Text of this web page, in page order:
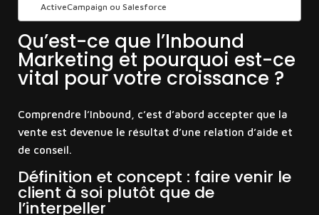
ActiveCampaign ou Salesforce
Qu’est-ce que l’Inbound
Marketing et pourquoi est-ce
vital pour votre croissance ?
Comprendre l’Inbound, c’est d’abord accepter que la
vente est devenue le résultat d’une relation d’aide et
de conseil.
Définition et concept : faire venir le
client à soi plutôt que de
l’interpeller